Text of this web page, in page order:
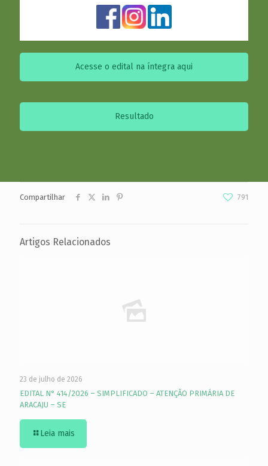
Acesse o edital na íntegra aqui
Resultado
Compartilhar 791
Artigos Relacionados
23 de julho de 2026
EDITAL N° 414/2026 – SIMPLIFICADO – ATENÇÃO PRIMÁRIA DE
ARACAJU – SE
Leia mais